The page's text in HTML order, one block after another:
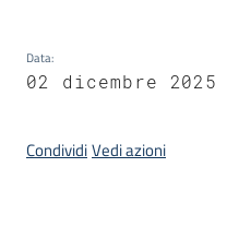
Piani
Progetti
Data:
02 dicembre 2025
CondividiVedi azioni